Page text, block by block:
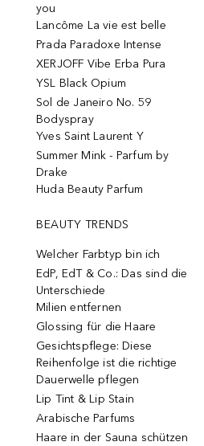
you
Lancôme La vie est belle
Prada Paradoxe Intense
XERJOFF Vibe Erba Pura
YSL Black Opium
Sol de Janeiro No. 59
Bodyspray
Yves Saint Laurent Y
Summer Mink - Parfum by
Drake
Huda Beauty Parfum
BEAUTY TRENDS
Welcher Farbtyp bin ich
EdP, EdT & Co.: Das sind die
Unterschiede
Milien entfernen
Glossing für die Haare
Gesichtspflege: Diese
Reihenfolge ist die richtige
Dauerwelle pflegen
Lip Tint & Lip Stain
Arabische Parfums
Haare in der Sauna schützen